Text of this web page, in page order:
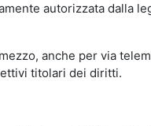
autorizzata dalla
anche per via
titolari dei diritti.